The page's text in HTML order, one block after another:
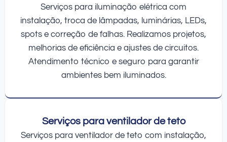
Serviços para iluminação elétrica com
instalação, troca de lâmpadas, luminárias, LEDs,
spots e correção de falhas. Realizamos projetos,
melhorias de eficiência e ajustes de circuitos.
Atendimento técnico e seguro para garantir
ambientes bem iluminados.
Serviços para ventilador de teto
Serviços para ventilador de teto com instalação,